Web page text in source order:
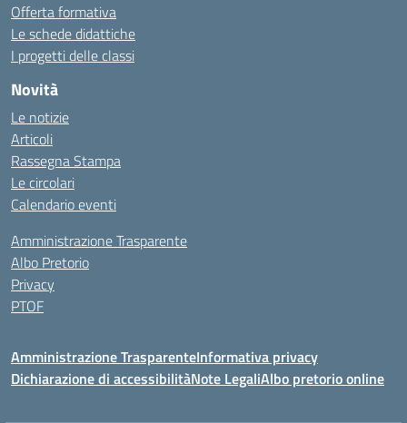
Offerta formativa
Le schede didattiche
I progetti delle classi
Novità
Le notizie
Articoli
Rassegna Stampa
Le circolari
Calendario eventi
Amministrazione Trasparente
Albo Pretorio
Privacy
PTOF
Amministrazione TrasparenteInformativa privacy
Dichiarazione di accessibilitàNote LegaliAlbo pretorio online